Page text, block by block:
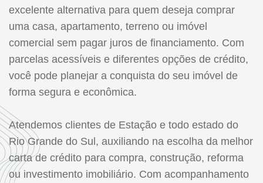
excelente alternativa para quem deseja comprar
uma casa, apartamento, terreno ou imóvel
comercial sem pagar juros de financiamento. Com
parcelas acessíveis e diferentes opções de crédito,
você pode planejar a conquista do seu imóvel de
forma segura e econômica.
Atendemos clientes de Estação e todo estado do
Rio Grande do Sul, auxiliando na escolha da melhor
carta de crédito para compra, construção, reforma
ou investimento imobiliário. Com acompanhamento